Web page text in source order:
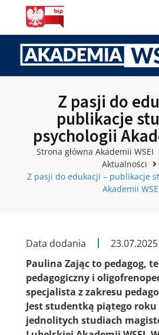
Z pasji do
publikacje
psychologii
Strona główna Akademii WSEI
Aktualności
Z pasji do edukacji – publikacje
Akademii
Data dodania
23.07.2025
Paulina Zającto pedagog,
pedagogiczny i
specjalista z zakresu
Jeststudentką piątego roku
jednolitych studiach